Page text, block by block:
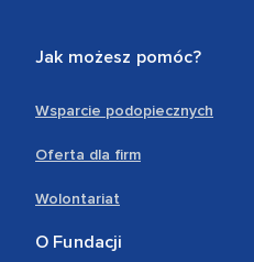
Jak możesz pomóc?
Wsparcie podopiecznych
Oferta dla firm
Wolontariat
O Fundacji